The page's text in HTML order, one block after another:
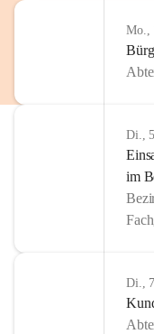
Mo.,
Di.,
im
Di.,